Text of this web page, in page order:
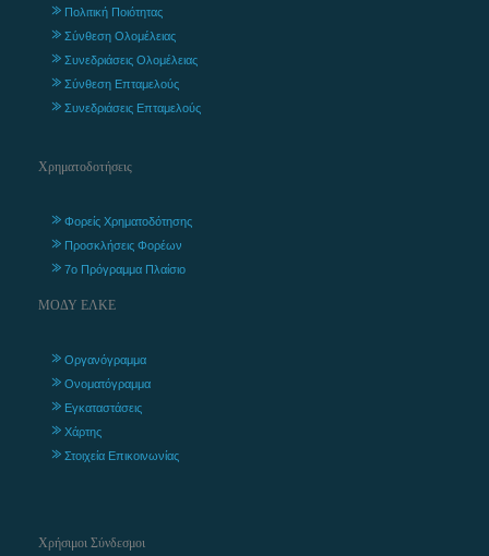
Πολιτική Ποιότητας
Σύνθεση Ολομέλειας
Συνεδριάσεις Ολομέλειας
Σύνθεση Επταμελούς
Συνεδριάσεις Επταμελούς
Χρηματοδοτήσεις
Φορείς Χρηματοδότησης
Προσκλήσεις Φορέων
7ο Πρόγραμμα Πλαίσιο
ΜΟΔΥ ΕΛΚΕ
Οργανόγραμμα
Ονοματόγραμμα
Εγκαταστάσεις
Χάρτης
Στοιχεία Επικοινωνίας
Χρήσιμοι Σύνδεσμοι